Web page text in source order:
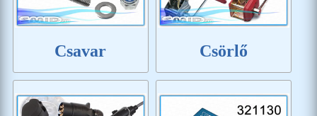
Csavar Csörlő